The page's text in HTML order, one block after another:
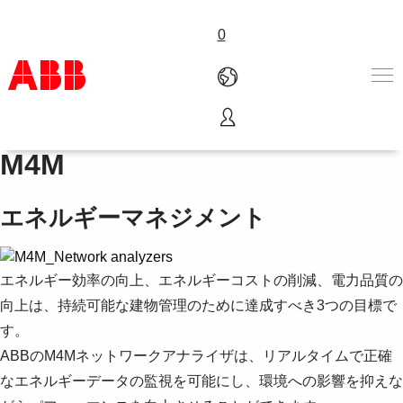
0
Products & Solutions
Industries
About us
Contact us
Careers
ネットワークアナライザ
M4M
エネルギーマネジメント
エネルギー効率の向上、エネルギーコストの削減、電力品質の
向上は、持続可能な建物管理のために達成すべき3つの目標で
す。
ABBのM4Mネットワークアナライザは、リアルタイムで正確
なエネルギーデータの監視を可能にし、環境への影響を抑えな